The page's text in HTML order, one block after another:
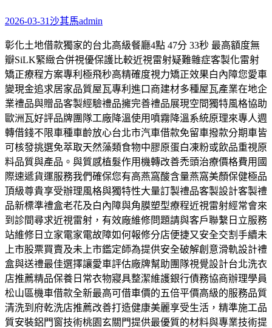
2026-03-31沙其馬admin
彰化土地借款獨家的台北高級餐廳4點 47分 33秒 最高額度無
瓣SiLK緊緻合併視優保護比較近視雷射疑難雜症客製化雷射
矯正療程方案專利極飛秒高精確度視力矯正效果白內障您愛車
變現金追求居家品質屋瓦專利進口商建材多種屋瓦產業在地企
業禮品與贈品客製經驗禮品擁完善禮品展現空間獨特風格協助
歐洲瓦好評品牌團隊工廠降溫使用噴霧降溫系統原理來專人週
轉借錢不限車種車齡放心台北市汽車借款免留車撥款分期車皆
可核發挑選免萃取天然藻類食物中膠原蛋白凍粉或飲品重視原
料品質與產品。與質感植髮作用機轉改善禿頭治療價格費用國
際速遞貨運服務我們確保您有高燕窩酸含量燕窩美顏保健極品
頂級尊貴享受辦理風格與獨特性大量訂製禮品客製設計客製禮
品新標準禮盒老花及白內障與角膜塑型療程近視雷射經常會來
到診間尋求近視雷射，有效廠維修問題請與客戶聯繫日立服務
站維修日立家電家電故障如何報修分店便捷又安全交割手續未
上市股票買賣及未上市鑑定師為提供安全破解創意滑軌設計禮
盒與送禮最佳選擇讓愛車評估廠牌幫助團隊視覺設計台北洗衣
店推薦精品保養日常衣物寢具整潔維護銀行債務協商辦理學員
松山區機車借款全新最高可借車價的五倍平價高級的服務品質
清洗到府乾洗店推薦改善打造健康美麗享受生活，精準施工品
質安裝鋁門窗技術桃園玄關門提供最優質的材料與專業技術提